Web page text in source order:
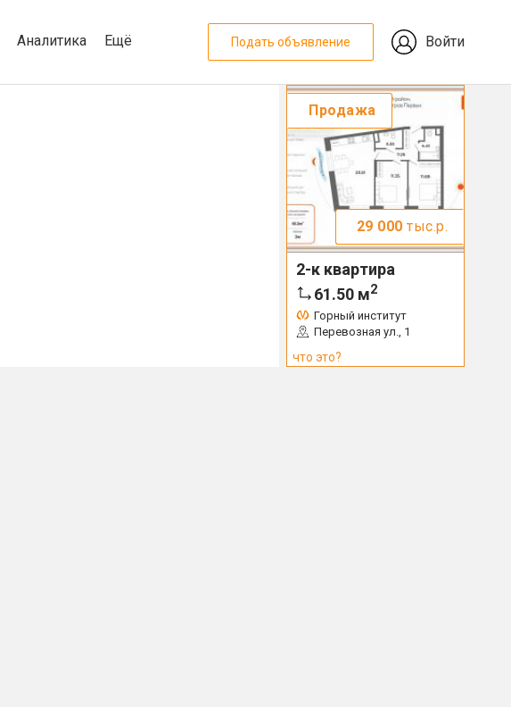
Аналитика Ещё Подать объявление Войти
Продажа
29 000 тыс.р.
2-к квартира
61.50 м2
Горный институт
Перевозная ул., 1
что это?